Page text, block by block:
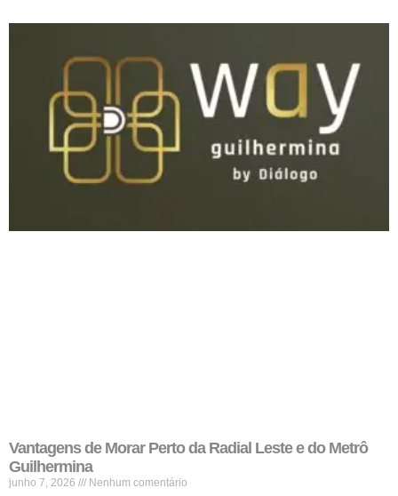
Vantagens de Morar Perto da Radial Leste e do Metrô
Guilhermina
junho 7, 2026 Nenhum comentário